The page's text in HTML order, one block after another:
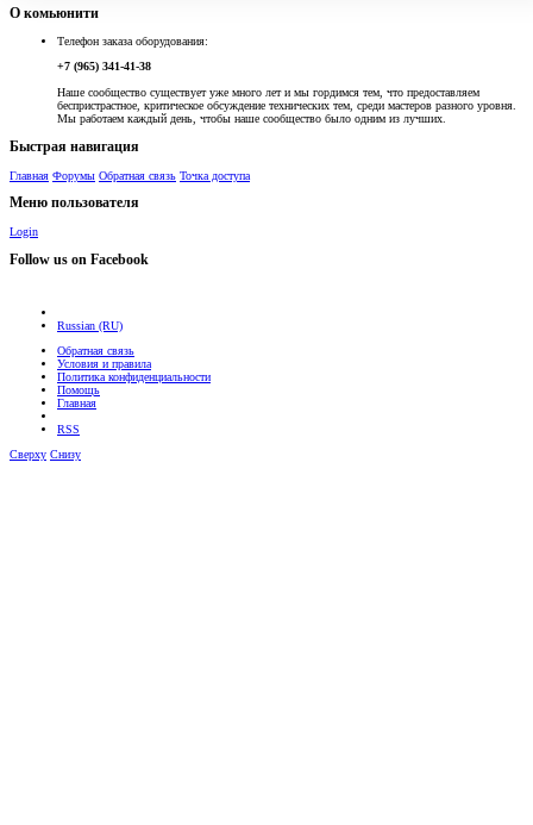
О комьюнити
Телефон заказа оборудования:
+7 (965) 341-41-38
Наше сообщество существует уже много лет и мы гордимся тем, что предоставляем
беспристрастное, критическое обсуждение технических тем, среди мастеров разного уровня.
Мы работаем каждый день, чтобы наше сообщество было одним из лучших.
Быстрая навигация
Главная Форумы Обратная связь Точка доступа
Меню пользователя
Login
Follow us on Facebook
Russian (RU)
Обратная связь
Условия и правила
Политика конфиденциальности
Помощь
Главная
RSS
Сверху Снизу